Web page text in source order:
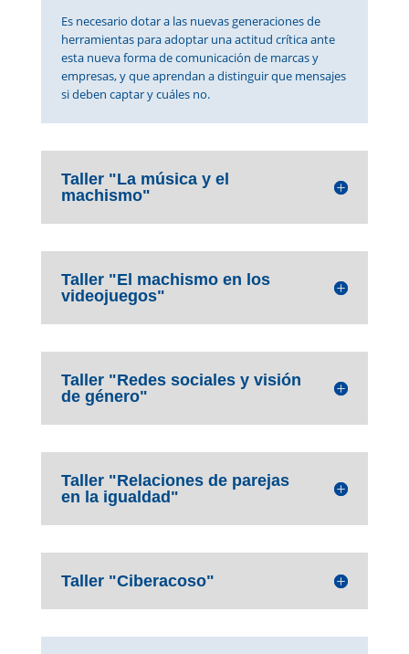
Es necesario dotar a las nuevas generaciones de
herramientas para adoptar una actitud crítica ante
esta nueva forma de comunicación de marcas y
empresas, y que aprendan a distinguir que mensajes
si deben captar y cuáles no.
Taller "La música y el
machismo"
Taller "El machismo en los
videojuegos"
Taller "Redes sociales y visión
de género"
Taller "Relaciones de parejas
en la igualdad"
Taller "Ciberacoso"